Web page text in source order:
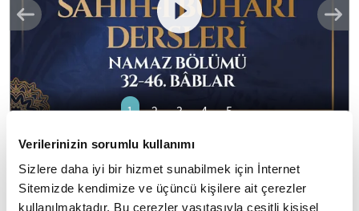
Verilerinizin sorumlu kullanımı
Sizlere daha iyi bir hizmet sunabilmek için İnternet
Sitemizde kendimize ve üçüncü kişilere ait çerezler
kullanılmaktadır. Bu çerezler vasıtasıyla çeşitli kişisel
Ekrem Demirli ile Sahih-i Buhari Dersleri:
Namaz Bölümü 32-46. Bâblar - 43. Bölüm
"el Camiu's Sahih": Eser daha çok "Sahihi Buhari" adıyla
1 2 3 4 5